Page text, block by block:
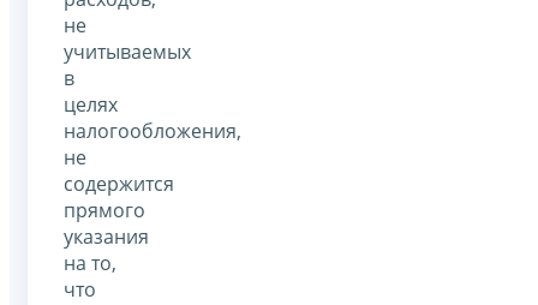
не
учитываемых
в
целях
налогообложения,
не
содержится
прямого
указания
на то,
что